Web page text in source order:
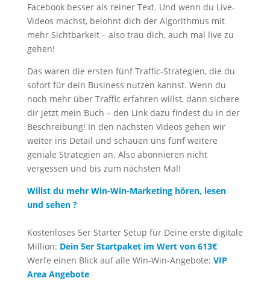
Facebook besser als reiner Text. Und wenn du Live-
Videos machst, belohnt dich der Algorithmus mit
mehr Sichtbarkeit – also trau dich, auch mal live zu
gehen!
Das waren die ersten fünf Traffic-Strategien, die du
sofort für dein Business nutzen kannst. Wenn du
noch mehr über Traffic erfahren willst, dann sichere
dir jetzt mein Buch – den Link dazu findest du in der
Beschreibung! In den nächsten Videos gehen wir
weiter ins Detail und schauen uns fünf weitere
geniale Strategien an. Also abonnieren nicht
vergessen und bis zum nächsten Mal!
Willst du mehr Win-Win-Marketing hören, lesen
und sehen ?
Kostenloses 5er Starter Setup für Deine erste digitale
Million: Dein 5er Startpaket im Wert von 613€
Werfe einen Blick auf alle Win-Win-Angebote: VIP
Area Angebote